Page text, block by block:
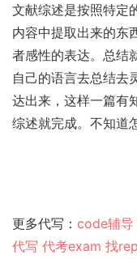
文献综述是按照特定
内容中提取出来的东
者感性的表达。总结
自己的语言去总结去
达出来，这样一篇有
综述就完成。不知道
更多代写： code辅导
代写 代考exam 找